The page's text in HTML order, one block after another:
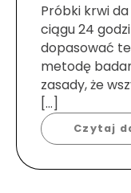
Próbki krwi
ciągu 24
dopasować
metodę
zasady, że
[…]
Czytaj